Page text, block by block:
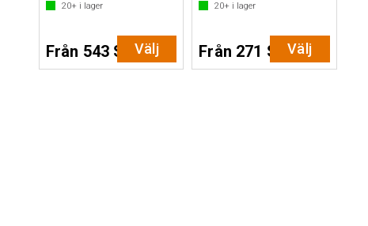
20+ i lager
Från 543 SEKVälj
20+ i lager
Från 271 SEKVälj